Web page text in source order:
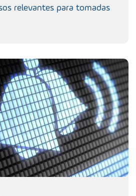
relevantes para tomadas